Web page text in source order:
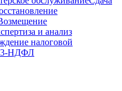
и анализ
налоговой
3-НДФЛ